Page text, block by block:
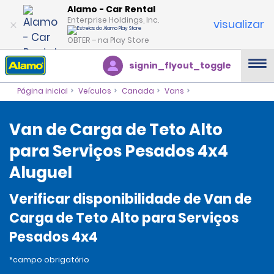
Alamo - Car Rental
Enterprise Holdings, Inc.
OBTER – na Play Store
visualizar
signin_flyout_toggle
Página inicial Veículos Canada Vans
Van de Carga de Teto Alto
para Serviços Pesados 4x4
Aluguel
Verificar disponibilidade de Van de
Carga de Teto Alto para Serviços
Pesados 4x4
*campo obrigatório